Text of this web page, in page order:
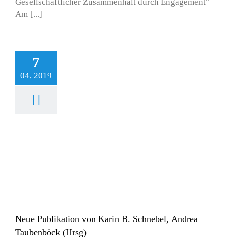
Gesellschaftlicher Zusammenhalt durch Engagement"
Am [...]
7
04, 2019
Neue Publikation von Karin B. Schnebel, Andrea
Taubenböck (Hrsg)